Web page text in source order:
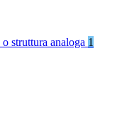
struttura analoga 1